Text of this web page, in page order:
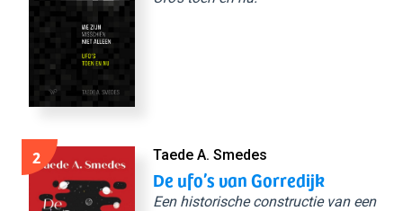
2 Taede A. Smedes
De ufo’s van Gorredijk
Een historische constructie van een